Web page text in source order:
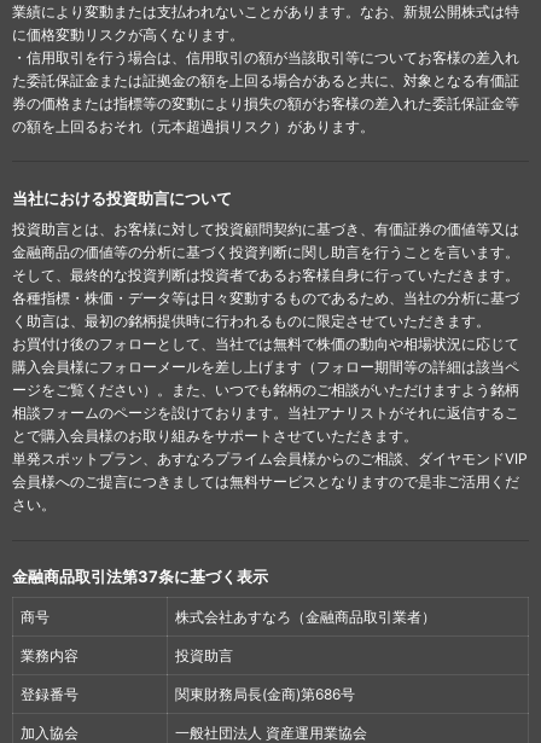
業績により変動または支払われないことがあります。なお、新規公開株式は特
に価格変動リスクが高くなります。
・信用取引を行う場合は、信用取引の額が当該取引等についてお客様の差入れ
た委託保証金または証拠金の額を上回る場合があると共に、対象となる有価証
券の価格または指標等の変動により損失の額がお客様の差入れた委託保証金等
の額を上回るおそれ（元本超過損リスク）があります。
当社における投資助言について
投資助言とは、お客様に対して投資顧問契約に基づき、有価証券の価値等又は
金融商品の価値等の分析に基づく投資判断に関し助言を行うことを言います。
そして、最終的な投資判断は投資者であるお客様自身に行っていただきます。
各種指標・株価・データ等は日々変動するものであるため、当社の分析に基づ
く助言は、最初の銘柄提供時に行われるものに限定させていただきます。
お買付け後のフォローとして、当社では無料で株価の動向や相場状況に応じて
購入会員様にフォローメールを差し上げます（フォロー期間等の詳細は該当ペ
ージをご覧ください）。また、いつでも銘柄のご相談がいただけますよう銘柄
相談フォームのページを設けております。当社アナリストがそれに返信するこ
とで購入会員様のお取り組みをサポートさせていただきます。
単発スポットプラン、あすなろプライム会員様からのご相談、ダイヤモンドVIP
会員様へのご提言につきましては無料サービスとなりますので是非ご活用くだ
さい。
金融商品取引法第37条に基づく表示
商号 株式会社あすなろ（金融商品取引業者）
業務内容 投資助言
登録番号 関東財務局長(金商)第686号
加入協会 一般社団法人 資産運用業協会